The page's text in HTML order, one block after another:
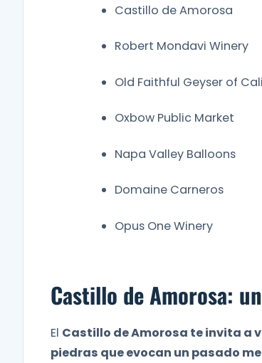
Castillo de Amorosa
Robert Mondavi Winery
Old Faithful Geyser of
Oxbow Public Market
Napa Valley Balloons
Domaine Carneros
Opus One Winery
Castillo de Amorosa:
El Castillo de Amorosa te invita a
piedras que evocan un pasado